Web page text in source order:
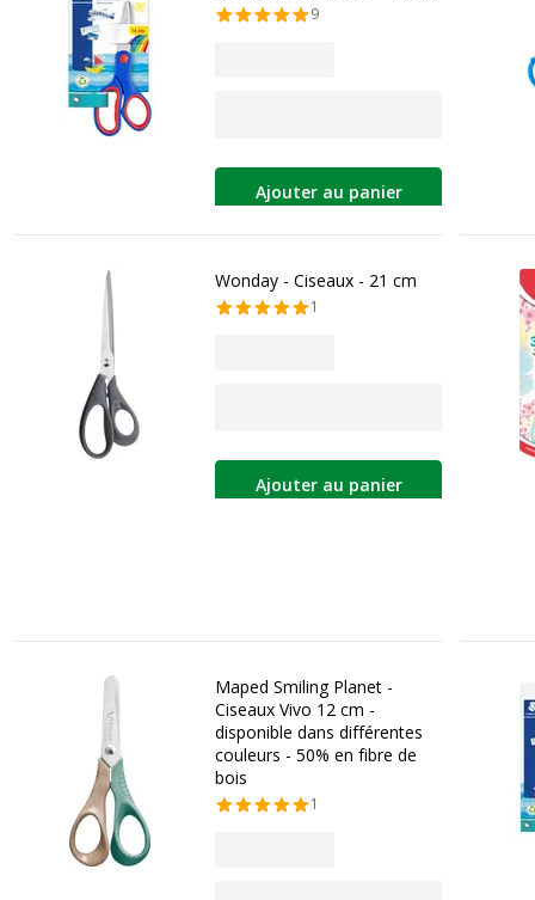
9
Ajouter au panier
Wonday - Ciseaux - 21 cm
1
Ajouter au panier
Maped Smiling Planet -
Ciseaux Vivo 12 cm -
disponible dans différentes
couleurs - 50% en fibre de
bois
1